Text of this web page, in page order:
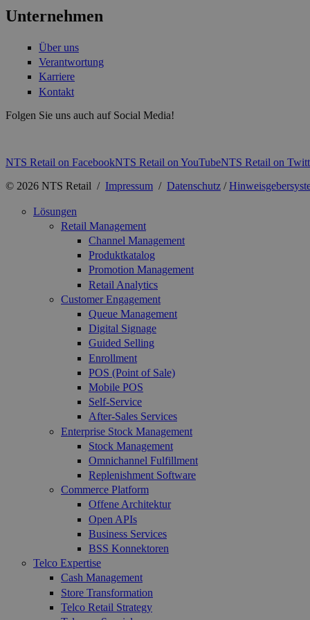
Unternehmen
Über uns
Verantwortung
Karriere
Kontakt
Folgen Sie uns auch auf Social Media!
NTS Retail on FacebookNTS Retail on YouTubeNTS Retail on
© 2026 NTS Retail / Impressum / Datenschutz /
Lösungen
Retail Management
Channel Management
Produktkatalog
Promotion Management
Retail Analytics
Customer Engagement
Queue Management
Digital Signage
Guided Selling
Enrollment
POS (Point of Sale)
Mobile POS
Self-Service
After-Sales Services
Enterprise Stock Management
Stock Management
Omnichannel Fulfillment
Replenishment Software
Commerce Platform
Offene Architektur
Open APIs
Business Services
BSS Konnektoren
Telco Expertise
Cash Management
Store Transformation
Telco Retail Strategy